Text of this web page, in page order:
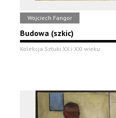
Wojciech Fangor
Budowa (szkic)
Kolekcja Sztuki XX i XXI wieku